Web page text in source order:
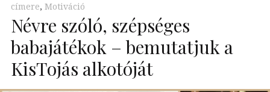
címere, Motiváció
Névre szóló, szépséges
babajátékok – bemutatjuk a
KisTojás alkotóját